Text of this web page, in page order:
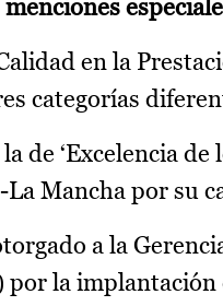
en la
categorías
de ‘Excelencia
Mancha por su
a la
por la